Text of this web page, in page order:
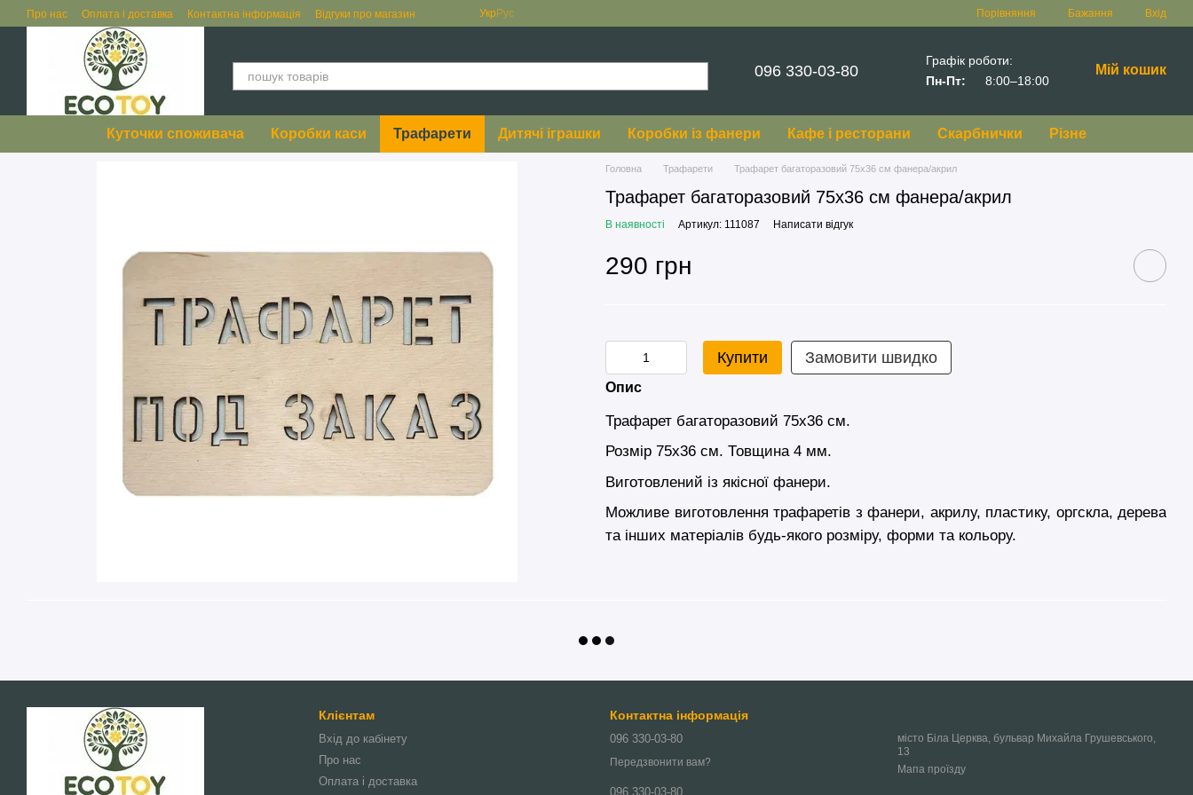
Перейти до основного контенту
Про нас Оплата і доставка Контактна інформація Відгуки про магазин Укр Рус Порівняння Бажання Вхід
096 330-03-80
Графік роботи:
Пн-Пт:
8:00–18:00
Мій кошик
Куточки споживача Коробки каси Трафарети Дитячі іграшки Коробки із фанери Кафе і ресторани Скарбнички Різне
Головна Трафарети Трафарет багаторазовий 75х36 см фанера/акрил
Трафарет багаторазовий 75х36 см фанера/акрил
В наявності Артикул: 111087 Написати відгук
290 грн
Купити Замовити швидко
Опис
Трафарет багаторазовий 75х36 см.
Розмір 75х36 см. Товщина 4 мм.
Виготовлений із якісної фанери.
Можливе виготовлення трафаретів з фанери, акрилу, пластику, оргскла, дерева
та інших матеріалів будь-якого розміру, форми та кольору.
Клієнтам
Вхід до кабінету
Про нас
Оплата і доставка
Контактна інформація
096 330-03-80
Передзвонити вам?
096 330-03-80
місто Біла Церква, бульвар Михайла Грушевського,
13
Мапа проїзду